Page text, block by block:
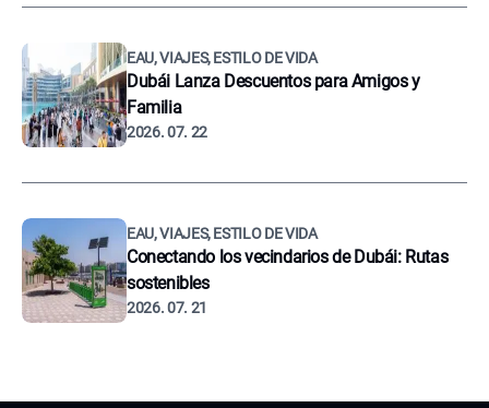
EAU, VIAJES, ESTILO DE VIDA
Dubái Lanza Descuentos para Amigos y
Familia
2026. 07. 22
EAU, VIAJES, ESTILO DE VIDA
Conectando los vecindarios de Dubái: Rutas
sostenibles
2026. 07. 21